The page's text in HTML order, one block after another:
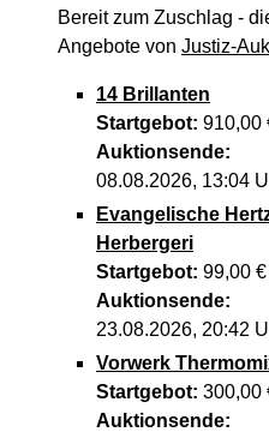
Bereit zum Zuschlag -
Angebote von Justiz-
14 Brillanten
Startgebot: 910,00
Auktionsende:
08.08.2026, 13:04
Evangelische
Herbergeri
Startgebot: 99,00 €
Auktionsende:
23.08.2026, 20:42
Vorwerk
Startgebot: 300,00
Auktionsende: